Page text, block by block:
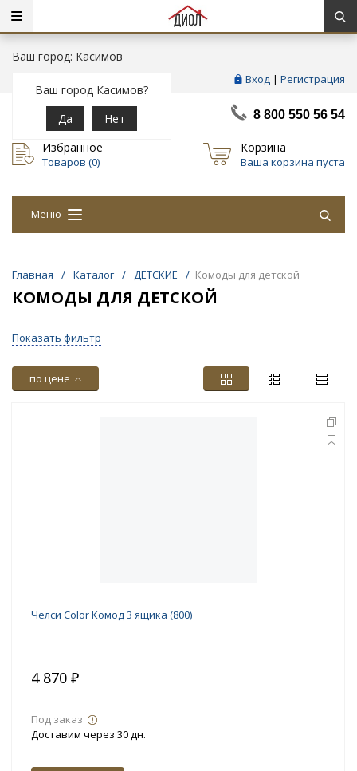
Ваш город: Касимов
Ваш город Касимов?
Да
Нет
Вход | Регистрация
8 800 550 56 54
Избранное
Товаров (0)
Корзина
Ваша корзина пуста
Меню
Главная / Каталог / ДЕТСКИЕ / Комоды для детской
КОМОДЫ ДЛЯ ДЕТСКОЙ
Показать фильтр
по цене
Челси Color Комод 3 ящика (800)
4 870 ₽
Под заказ
Доставим через 30 дн.